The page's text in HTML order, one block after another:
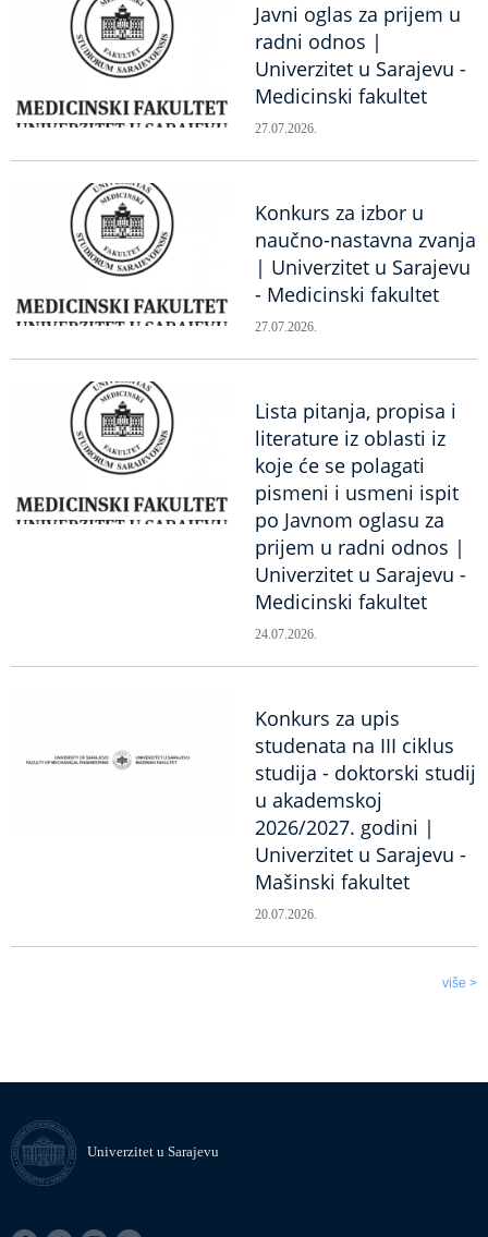
Javni oglas za prijem u
radni odnos |
Univerzitet u Sarajevu -
Medicinski fakultet
27.07.2026.
Konkurs za izbor u
naučno-nastavna zvanja
| Univerzitet u Sarajevu
- Medicinski fakultet
27.07.2026.
Lista pitanja, propisa i
literature iz oblasti iz
koje će se polagati
pismeni i usmeni ispit
po Javnom oglasu za
prijem u radni odnos |
Univerzitet u Sarajevu -
Medicinski fakultet
24.07.2026.
Konkurs za upis
studenata na III ciklus
studija - doktorski studij
u akademskoj
2026/2027. godini |
Univerzitet u Sarajevu -
Mašinski fakultet
20.07.2026.
više >
Univerzitet u Sarajevu